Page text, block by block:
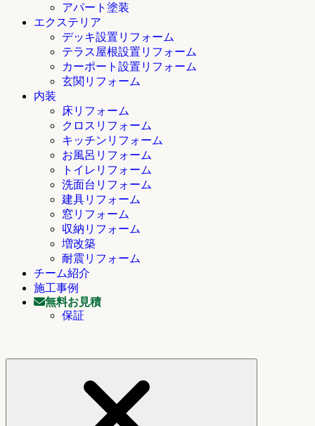
アパート塗装
エクステリア
デッキ設置リフォーム
テラス屋根設置リフォーム
カーポート設置リフォーム
玄関リフォーム
内装
床リフォーム
クロスリフォーム
キッチンリフォーム
お風呂リフォーム
トイレリフォーム
洗面台リフォーム
建具リフォーム
窓リフォーム
収納リフォーム
増改築
耐震リフォーム
チーム紹介
施工事例
無料お見積
保証